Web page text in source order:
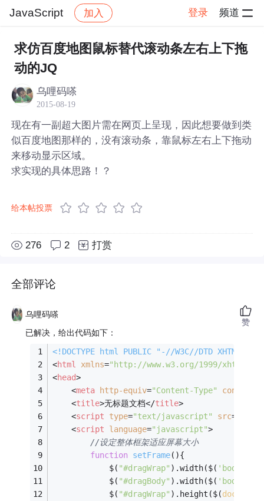
JavaScript 加入 登录 频道
社区 JavaScript 帖子详情
求仿百度地图鼠标替代滚动条左右上下拖
动的JQ
乌哩码嗏
2015-08-19
现在有一副超大图片需在网页上呈现，因此想要做到类
似百度地图那样的，没有滚动条，靠鼠标左右上下拖动
来移动显示区域。
求实现的具体思路！？
给本帖投票
276 2 打赏
全部评论
乌哩码嗏
已解决，给出代码如下：
<!DOCTYPE
html PUBLIC
"-//W3C//DTD XHTML
<html xmlns="http://www.w3.org/1999/xhtml"
<head>
<meta http-equiv="Content-Type" content
<title>无标题文档</title>
<script type="text/javascript" src=
<script language="javascript">
//设定整体框架适应屏幕大小
function setFrame( ){
			$(
"#dragWrap" ).width($( 'body'
			$(
"#dragBody" ).width($( 'body'
			$(
"#dragWrap" ).height($(document
赞